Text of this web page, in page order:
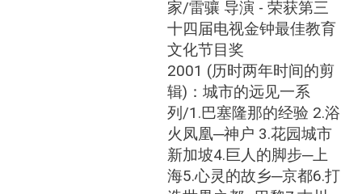
家/雷骧 导演 - 荣获第三
十四届电视金钟最佳教育
文化节目奖
2001 (历时两年时间的剪
辑)：城市的远见一系
列/1.巴塞隆那的经验 2.浴
火凤凰─神户 3.花园城市
新加坡4.巨人的脚步─上
海5.心灵的故乡─京都6.打